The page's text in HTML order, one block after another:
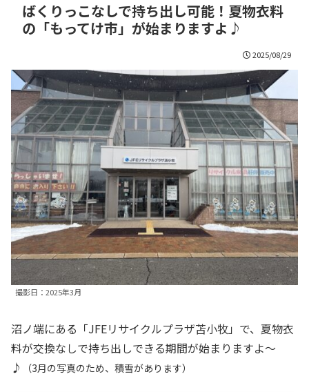
ばくりっこなしで持ち出し可能！夏物衣料
の「もってけ市」が始まりますよ♪
2025/08/29
撮影日：2025年3月
沼ノ端にある「JFEリサイクルプラザ苫小牧」で、夏物衣
料が交換なしで持ち出しできる期間が始まりますよ〜
♪
（3月の写真のため、積雪があります）